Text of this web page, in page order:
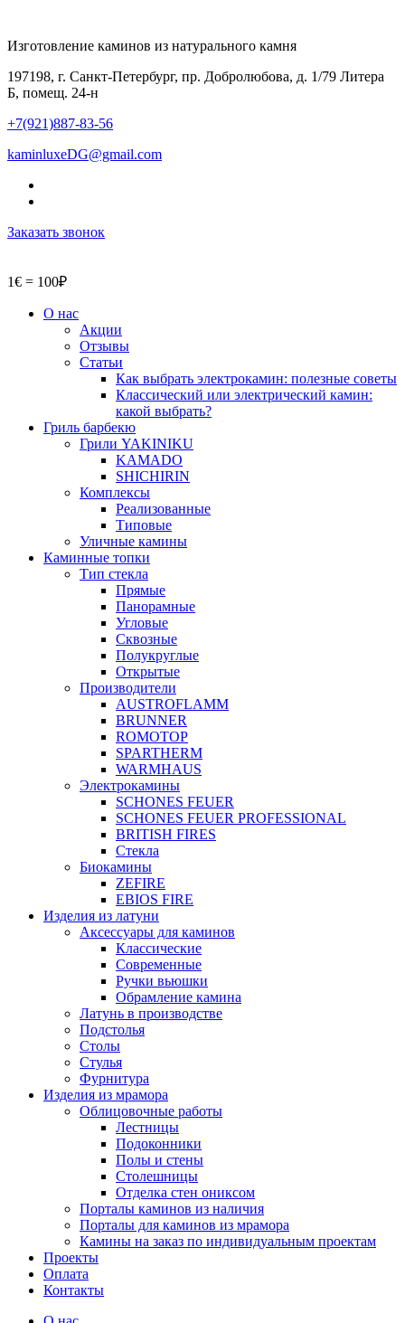
Изготовление каминов из натурального камня
197198, г. Санкт-Петербург, пр. Добролюбова, д. 1/79 Литера
Б, помещ. 24-н
+7(921)887-83-56
kaminluxeDG@gmail.com
Заказать звонок
1€ = 100₽
О нас
Акции
Отзывы
Статьи
Как выбрать электрокамин: полезные советы
Классический или электрический камин:
какой выбрать?
Гриль барбекю
Грили YAKINIKU
KAMADO
SHICHIRIN
Комплексы
Реализованные
Типовые
Уличные камины
Каминные топки
Тип стекла
Прямые
Панорамные
Угловые
Сквозные
Полукруглые
Открытые
Производители
AUSTROFLAMM
BRUNNER
ROMOTOP
SPARTHERM
WARMHAUS
Электрокамины
SCHONES FEUER
SCHONES FEUER PROFESSIONAL
BRITISH FIRES
Стекла
Биокамины
ZEFIRE
EBIOS FIRE
Изделия из латуни
Аксессуары для каминов
Классические
Современные
Ручки вьюшки
Обрамление камина
Латунь в производстве
Подстолья
Столы
Стулья
Фурнитура
Изделия из мрамора
Облицовочные работы
Лестницы
Подоконники
Полы и стены
Столешницы
Отделка стен ониксом
Порталы каминов из наличия
Порталы для каминов из мрамора
Камины на заказ по индивидуальным проектам
Проекты
Оплата
Контакты